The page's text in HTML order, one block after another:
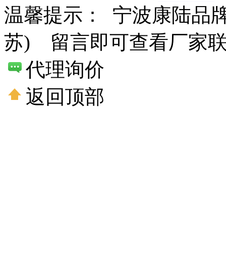
温馨提示： 宁波康陆品
苏) 留言即可查看厂家
代理询价
返回顶部